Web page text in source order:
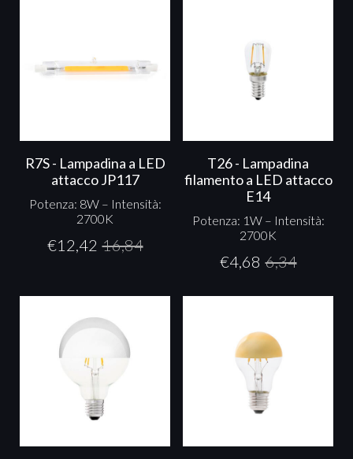
R7S - Lampadina a LED
attacco JP117
Potenza: 8W – Intensità:
2700K
€12,42 16,84
T26 - Lampadina
filamento a LED attacco
E14
Potenza: 1W – Intensità:
2700K
€4,68 6,34